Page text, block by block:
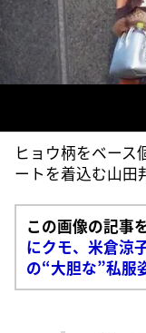
ヒョウ柄をベース
ートを着込む山田
この画像の記事
にクモ、米倉涼
の“大胆な”私服